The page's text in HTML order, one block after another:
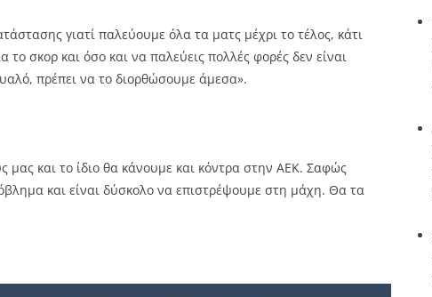
γιατί παλεύουμε όλα τα ματς μέχρι το τέλος, κάτι
σκορ και όσο και να παλεύεις πολλές φορές δεν είναι
πρέπει να το διορθώσουμε άμεσα».
και το ίδιο θα κάνουμε και κόντρα στην ΑΕΚ. Σαφώς
και είναι δύσκολο να επιστρέψουμε στη μάχη. Θα τα